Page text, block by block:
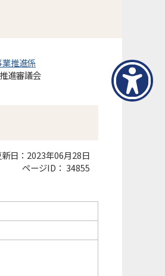
業推進係
進審議会
新日：2023年06月28日
ページID： 34855